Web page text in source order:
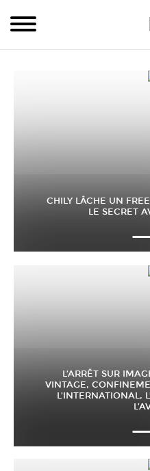
CHILY LÂCHE UN
LE SECRET
L’ARRÊT SUR
VINTAGE,
L’INTERNATIONAL,